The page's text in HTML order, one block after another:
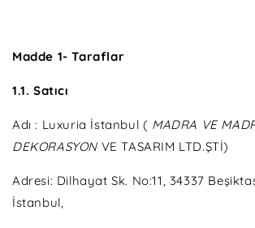
Madde 1- Taraflar
1.1. Satıcı
Adı : Luxuria İstanbul ( MADRA VE
DEKORASYON VE TASARIM LTD.ŞTİ)
Adresi: Dilhayat Sk. No:11, 34337
İstanbul,